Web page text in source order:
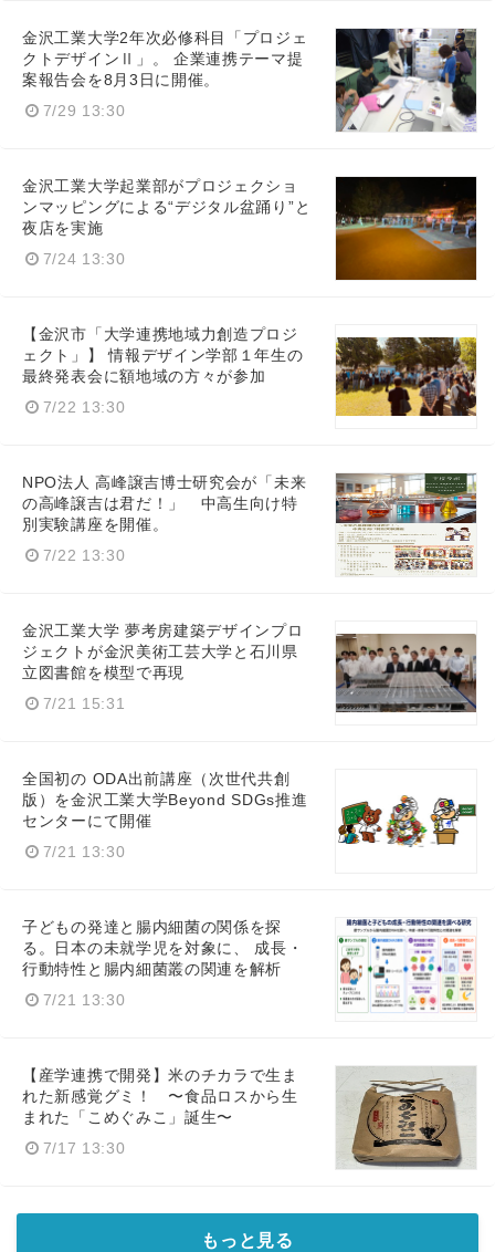
金沢工業大学2年次必修科目「プロジェ
クトデザインⅡ」。 企業連携テーマ提
案報告会を8月3日に開催。
7/29 13:30
金沢工業大学起業部がプロジェクショ
ンマッピングによる“デジタル盆踊り”と
夜店を実施
7/24 13:30
【金沢市「大学連携地域力創造プロジ
ェクト」】 情報デザイン学部１年生の
最終発表会に額地域の方々が参加
7/22 13:30
NPO法人 高峰譲吉博士研究会が「未来
の高峰譲吉は君だ！」 中高生向け特
別実験講座を開催。
7/22 13:30
金沢工業大学 夢考房建築デザインプロ
ジェクトが金沢美術工芸大学と石川県
立図書館を模型で再現
7/21 15:31
全国初の ODA出前講座（次世代共創
版）を金沢工業大学Beyond SDGs推進
センターにて開催
7/21 13:30
子どもの発達と腸内細菌の関係を探
る。日本の未就学児を対象に、 成長・
行動特性と腸内細菌叢の関連を解析
7/21 13:30
【産学連携で開発】米のチカラで生ま
れた新感覚グミ！ 〜食品ロスから生
まれた「こめぐみこ」誕生〜
7/17 13:30
もっと見る
Japanese
English